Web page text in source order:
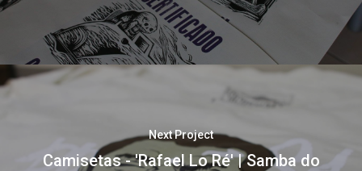
Next Project
Camisetas - 'Rafael Lo Ré' | Samba do